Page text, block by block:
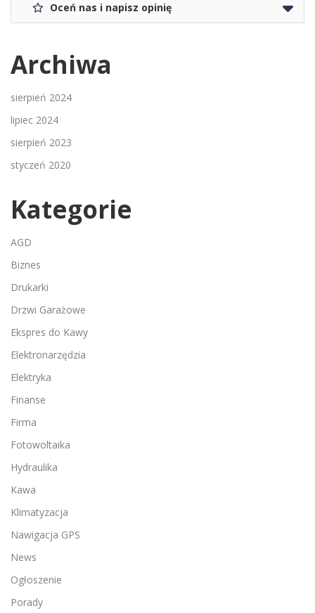
Oceń nas i napisz opinię
Archiwa
sierpień 2024
lipiec 2024
sierpień 2023
styczeń 2020
Kategorie
AGD
Biznes
Drukarki
Drzwi Garażowe
Ekspres do Kawy
Elektronarzędzia
Elektryka
Finanse
Firma
Fotowoltaika
Hydraulika
Kawa
Klimatyzacja
Nawigacja GPS
News
Ogłoszenie
Porady